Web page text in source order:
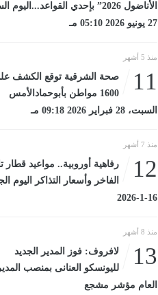
الأناضول 2026” بإحدي
27 يونيو 2026 05:10 مـ
منذ 5 أشهر
11
صحة الشرقية توقع الكشف
1600 مواطن بأبوحمادالأمس
السبت، 28 فبراير 2026 09:18 مـ
منذ 7 أشهر
12
رفاهية أوروبية.. مواعيد قطار
الفاخر وأسعار التذاكر اليوم
16-1-2026
منذ 8 أشهر
13
لافروف: فوز المدير الجديد
لليونسكو العنانى بمنصب المدير
العام مؤشر مشجع